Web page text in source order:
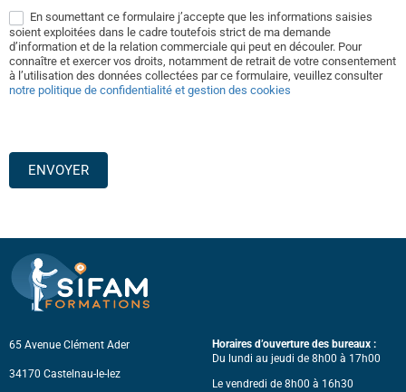
En soumettant ce formulaire j’accepte que les informations saisies
soient exploitées dans le cadre toutefois strict de ma demande
d’information et de la relation commerciale qui peut en découler. Pour
connaître et exercer vos droits, notamment de retrait de votre consentement
à l’utilisation des données collectées par ce formulaire, veuillez consulter
notre politique de confidentialité et gestion des cookies
ENVOYER
65 Avenue Clément Ader
34170 Castelnau-le-lez
Horaires d’ouverture des bureaux :
Du lundi au jeudi de 8h00 à 17h00
Le vendredi de 8h00 à 16h30